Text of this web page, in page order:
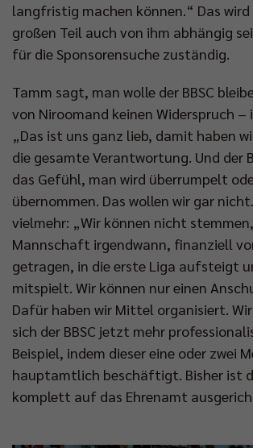
langfristig machen können.“ Das wird
großen Teil auch von ihm abhängig
für die Sponsorensuche zuständig.
Tamm sagt, man wolle der BBSC
von Niroomand keinen Widerspruch –
„Das ist uns ganz lieb, damit haben
die gesamte Verantwortung. Und der
das Gefühl, man wird überrumpelt
übernommen. Das wollen wir gar
vielmehr: „Wir können nicht
Mannschaft irgendwann, finanziell
getragen, in die erste Liga aufsteigt
mitspielt. Wir können nur einen
Dafür haben wir Mittel organisiert.
sich der BBSC jetzt mehr
Beispiel, indem dieser eine oder zwei
hauptamtlich beschäftigt. Bisher ist
komplett auf das Ehrenamt